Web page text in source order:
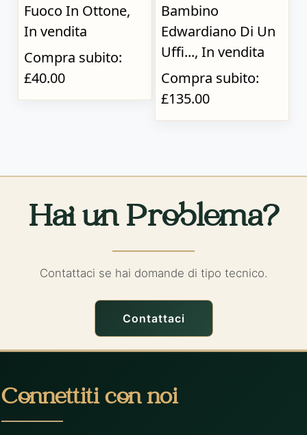
Fuoco In Ottone,
In vendita
Compra subito:
£40.00
Bambino
Edwardiano Di Un
Uffi..., In vendita
Compra subito:
£135.00
Hai un Problema?
Contattaci se hai domande di tipo tecnico.
Contattaci
Connettiti con noi